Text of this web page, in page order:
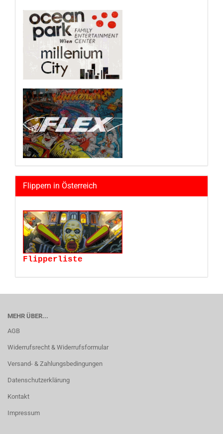
Flippern in Österreich
Flipperliste
MEHR ÜBER...
AGB
Widerrufsrecht & Widerrufsformular
Versand- & Zahlungsbedingungen
Datenschutzerklärung
Kontakt
Impressum